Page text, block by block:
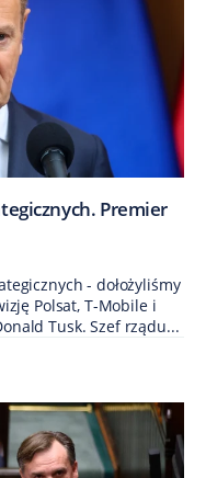
Premier
- dołożyliśmy
Polsat, T-Mobile i
Tusk. Szef rządu...